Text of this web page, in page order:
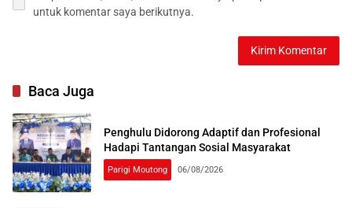
untuk komentar saya berikutnya.
Baca Juga
Penghulu Didorong Adaptif dan Profesional
Hadapi Tantangan Sosial Masyarakat
Parigi Moutong 06/08/2026